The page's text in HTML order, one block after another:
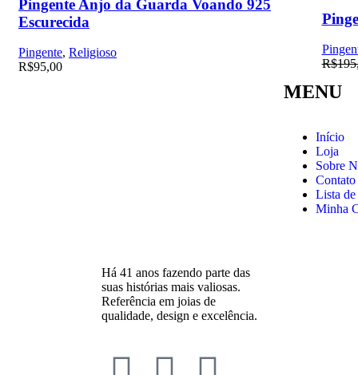
Pingente Anjo da Guarda Voando 925
Escurecida
Pingente, Religioso
R$95,00
R$
Há 41 anos fazendo parte das
suas histórias mais valiosas.
Referência em joias de
qualidade, design e excelência.
MENU
Início
Loja
Sobre
Contato
Lista de
Minha